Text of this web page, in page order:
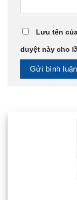
Lưu tên
duyệt này cho